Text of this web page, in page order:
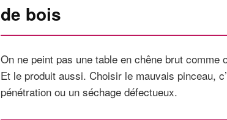
de bois
On ne peint pas une table en chêne brut
Et le produit aussi. Choisir le mauvais pinceau,
pénétration ou un séchage défectueux.